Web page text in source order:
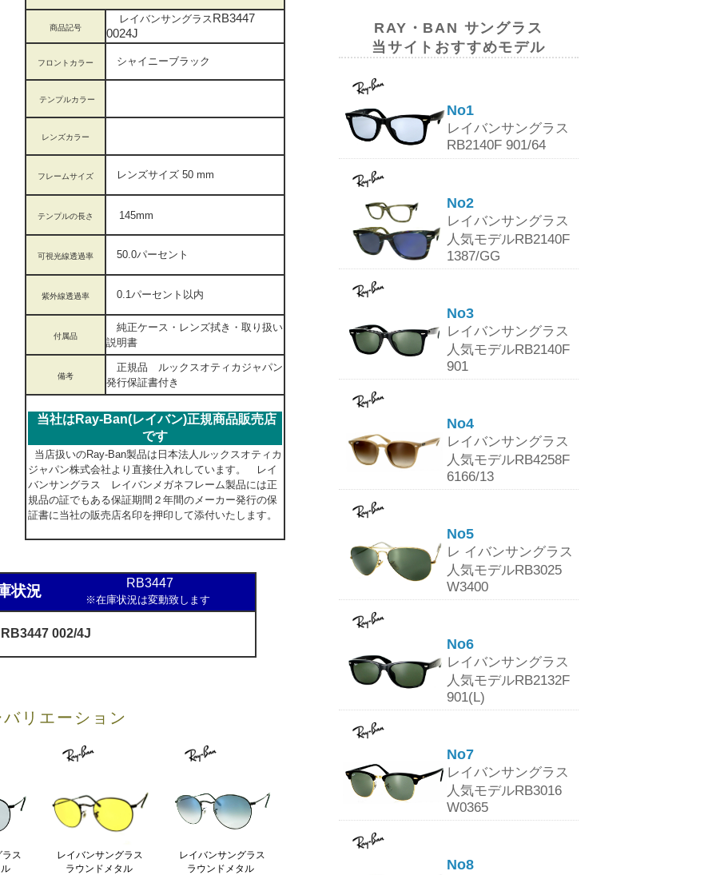
商品記号
レイバンサングラスRB3447
0024J
フロントカラー シャイニーブラック
テンプルカラー
レンズカラー
フレームサイズ レンズサイズ 50 mm
テンプルの長さ 145mm
可視光線透過率 50.0パーセント
紫外線透過率 0.1パーセント以内
付属品
純正ケース・レンズ拭き・取り扱い
説明書
備考
正規品 ルックスオティカジャパン
発行保証書付き
当社はRay-Ban(レイバン)正規商品販売店
です
当店扱いのRay-Ban製品は日本法人ルックスオティカ
ジャパン株式会社より直接仕入れしています。 レイ
バンサングラス レイバンメガネフレーム製品には正
規品の証でもある保証期間２年間のメーカー発行の保
証書に当社の販売店名印を押印して添付いたします。
状況 RB3447
※在庫状況は変動致します
002/4J
リエーション
ス
レイバンサングラス
ラウンドメタル
レイバンサングラス
ラウンドメタル
RAY・BAN サングラス
当サイトおすすめモデル
No1
レイバンサングラス
RB2140F 901/64
No2
レイバンサングラス
人気モデルRB2140F
1387/GG
No3
レイバンサングラス
人気モデルRB2140F
901
No4
レイバンサングラス
人気モデルRB4258F
6166/13
No5
レ イバンサングラス
人気モデルRB3025
W3400
No6
レイバンサングラス
人気モデルRB2132F
901(L)
No7
レイバンサングラス
人気モデルRB3016
W0365
No8